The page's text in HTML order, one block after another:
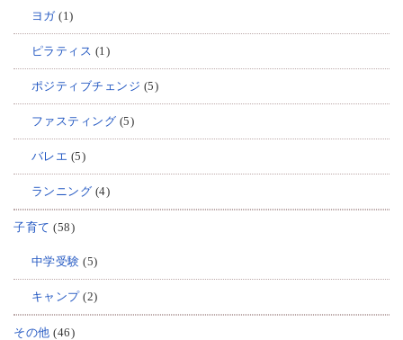
ヨガ(1)
ピラティス (1)
ポジティブチェンジ (5)
ファスティング (5)
バレエ (5)
ランニング (4)
子育て (58)
中学受験 (5)
キャンプ(2)
その他 (46)